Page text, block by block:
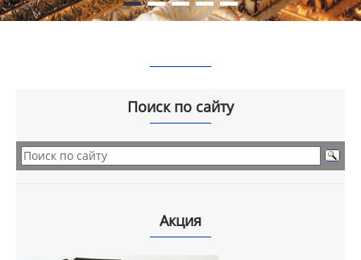
Поиск по сайту
Акция